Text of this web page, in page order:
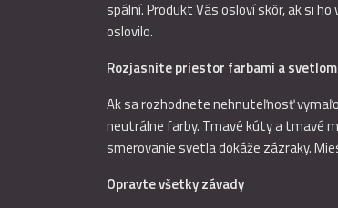
spální. Produkt Vás osloví skôr, ak si
oslovilo.
Rozjasnite priestor farbami a svetlom
Ak sa rozhodnete nehnuteľnosť
neutrálne farby. Tmavé kúty a tmavé
smerovanie svetla dokáže zázraky.
Opravte všetky závady